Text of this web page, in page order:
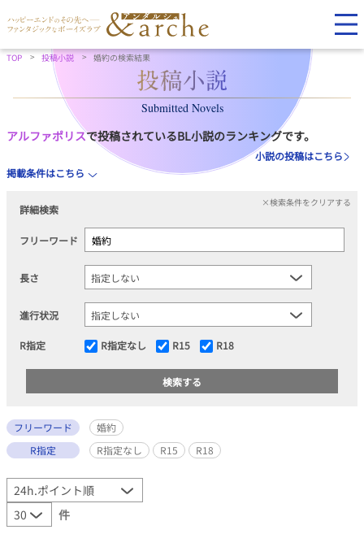
TOP 投稿小説 婚約の検索結果
Submitted Novels
アルファポリスで投稿されているBL小説のランキングです。
小説の投稿はこちら
掲載条件はこちら
詳細検索
×検索条件をクリアする
フリーワード
長さ
進行状況
R指定 R指定なし R15 R18
フリーワード
婚約
R指定
R指定なし R15 R18
件